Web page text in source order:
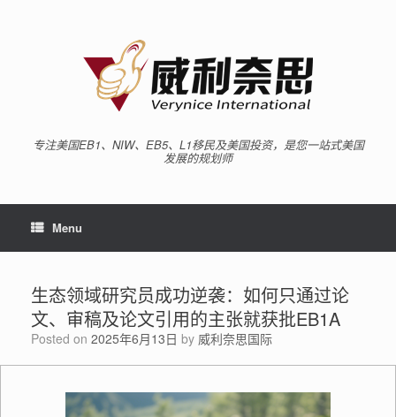
专注美国EB1、NIW、EB5、L1移民及美国投资，是您一站式美国
发展的规划师
Menu
生态领域研究员成功逆袭：如何只通过论
文、审稿及论文引用的主张就获批EB1A
Posted on 2025年6月13日 by 威利奈思国际